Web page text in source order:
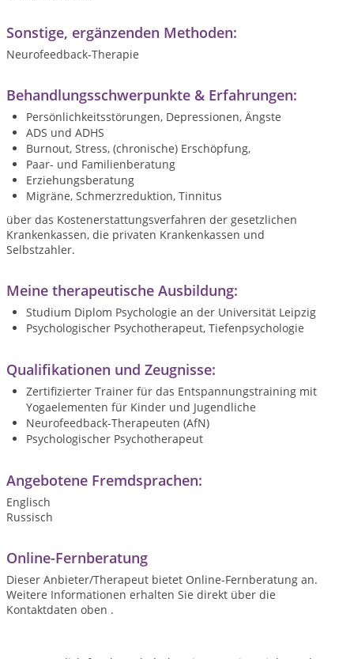
Sonstige, ergänzenden Methoden:
Neurofeedback-Therapie
Behandlungsschwerpunkte & Erfahrungen:
Persönlichkeitsstörungen, Depressionen, Ängste
ADS und ADHS
Burnout, Stress, (chronische) Erschöpfung,
Paar- und Familienberatung
Erziehungsberatung
Migräne, Schmerzreduktion, Tinnitus
über das Kostenerstattungsverfahren der gesetzlichen
Krankenkassen, die privaten Krankenkassen und
Selbstzahler.
Meine therapeutische Ausbildung:
Studium Diplom Psychologie an der Universität Leipzig
Psychologischer Psychotherapeut, Tiefenpsychologie
Qualifikationen und Zeugnisse:
Zertifizierter Trainer für das Entspannungstraining mit
Yogaelementen für Kinder und Jugendliche
Neurofeedback-Therapeuten (AfN)
Psychologischer Psychotherapeut
Angebotene Fremdsprachen:
Englisch
Russisch
Online-Fernberatung
Dieser Anbieter/Therapeut bietet Online-Fernberatung an.
Weitere Informationen erhalten Sie direkt über die
Kontaktdaten oben .